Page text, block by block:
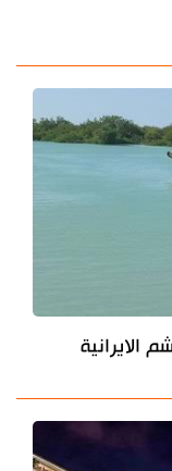
الايرانية